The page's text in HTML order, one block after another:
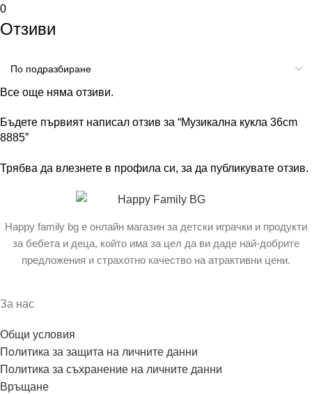
0
Отзиви
Все още няма отзиви.
Бъдете първият написал отзив за “Музикална кукла 36cm
8885”
Трябва да влезнете в профила си, за да публикувате отзив.
Happy family bg е онлайн магазин за детски играчки и продукти
за бебета и деца, който има за цел да ви даде най-добрите
предложения и страхотно качество на атрактивни цени.
За нас
Общи условия
Политика за защита на личните данни
Политика за съхранение на личните данни
Връщане